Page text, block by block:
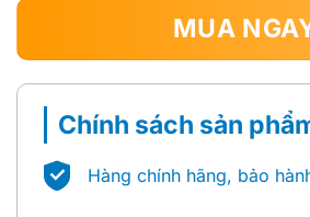
MUA
Chính sách sản
Hàng chính hãng, bảo